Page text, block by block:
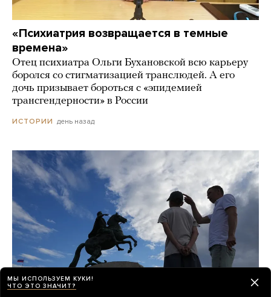
«Психиатрия возвращается в темные
времена»
Отец психиатра Ольги Бухановской всю карьеру
боролся со стигматизацией транслюдей. А его
дочь призывает бороться с «эпидемией
трансгендерности» в России
ИСТОРИИ день назад
МЫ ИСПОЛЬЗУЕМ КУКИ!
ЧТО ЭТО ЗНАЧИТ?